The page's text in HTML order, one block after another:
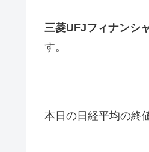
三菱UFJフィナンシ
す。
本日の日経平均の終